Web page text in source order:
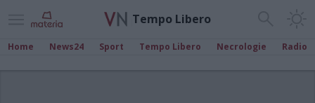
Tempo Libero
Home News24 Sport Tempo Libero Necrologie Radio